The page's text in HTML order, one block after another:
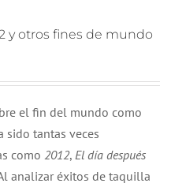
y otros fines de mundo
el fin del mundo como
sido tantas veces
como 2012, El día después
analizar éxitos de taquilla